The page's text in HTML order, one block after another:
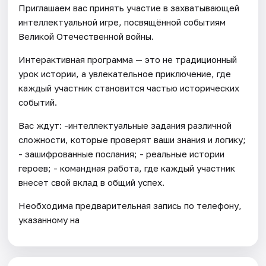
Приглашаем вас принять участие в захватывающей
интеллектуальной игре, посвящённой событиям
Великой Отечественной войны.
Интерактивная программа — это не традиционный
урок истории, а увлекательное приключение, где
каждый участник становится частью исторических
событий.
Вас ждут: -интеллектуальные задания различной
сложности, которые проверят ваши знания и логику;
- зашифрованные послания; - реальные истории
героев; - командная работа, где каждый участник
внесет свой вклад в общий успех.
Необходима предварительная запись по телефону,
указанному на